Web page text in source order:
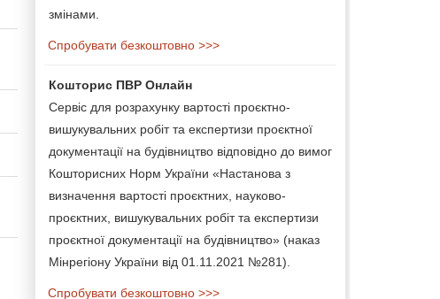
змінами.
Спробувати безкоштовно >>>
Кошторис ПВР Онлайн
Сервіс для розрахунку вартості проєктно-
вишукувальних робіт та експертизи проєктної
документації на будівництво відповідно до вимог
Кошторисних Норм України «Настанова з
визначення вартості проєктних, науково-
проєктних, вишукувальних робіт та експертизи
проєктної документації на будівництво» (наказ
Мінрегіону України від 01.11.2021 №281).
Спробувати безкоштовно >>>